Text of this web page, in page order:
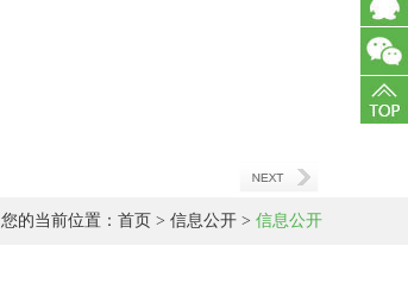
在线
客服
您的当前位置： 首页 > 信息公开 > 信息公开